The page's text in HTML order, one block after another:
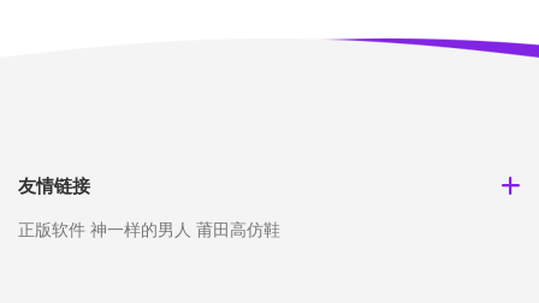
友情链接
正版软件 神一样的男人 莆田高仿鞋